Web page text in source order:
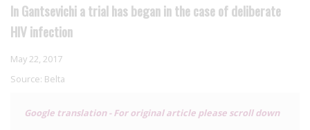
In Gantsevichi a trial has began in the case of deliberate
HIV infection
May 22, 2017
Source: Belta
Google translation - For original article please scroll down